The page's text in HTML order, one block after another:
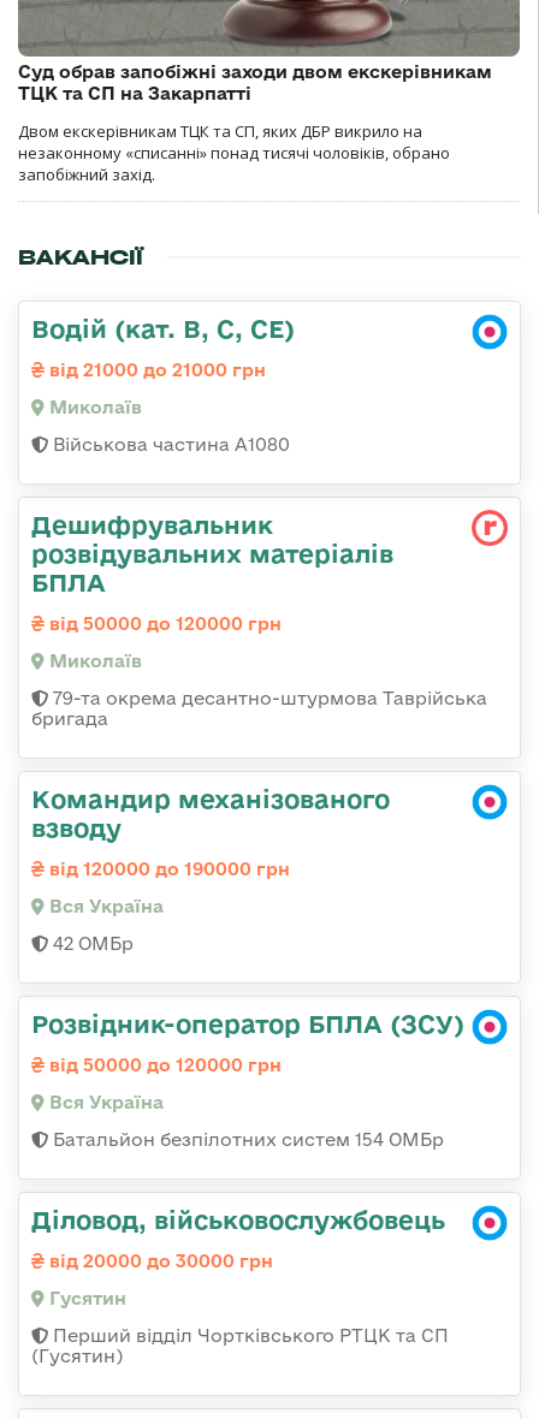
Суд обрав запобіжні заходи двом екскерівникам
ТЦК та СП на Закарпатті
Двом екскерівникам ТЦК та СП, яких ДБР викрило на
незаконному «списанні» понад тисячі чоловіків, обрано
запобіжний захід.
ВАКАНСІЇ
Водій (кат. B, C, CE)
від 21000 до 21000 грн
Миколаїв
Військова частина А1080
Дешифрувальник
розвідувальних матеріалів
БПЛА
від 50000 до 120000 грн
Миколаїв
79-та окрема десантно-штурмова Таврійська
бригада
Командир механізованого
взводу
від 120000 до 190000 грн
Вся Україна
42 ОМБр
Розвідник-оператор БПЛА (ЗСУ)
від 50000 до 120000 грн
Вся Україна
Батальйон безпілотних систем 154 ОМБр
Діловод, військовослужбовець
від 20000 до 30000 грн
Гусятин
Перший відділ Чортківського РТЦК та СП
(Гусятин)